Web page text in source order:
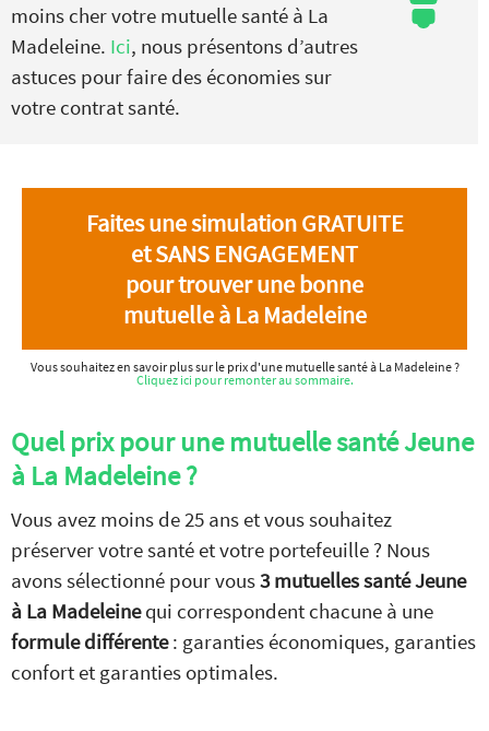
moins cher votre mutuelle santé à La
Madeleine. Ici, nous présentons d’autres
astuces pour faire des économies sur
votre contrat santé.
Faites une simulation GRATUITE
et SANS ENGAGEMENT
pour trouver une bonne
mutuelle à La Madeleine
Vous souhaitez en savoir plus sur le prix d'une mutuelle santé à La Madeleine ?
Cliquez ici pour remonter au sommaire.
Quel prix pour une mutuelle santé Jeune
à La Madeleine ?
Vous avez moins de 25 ans et vous souhaitez
préserver votre santé et votre portefeuille ? Nous
avons sélectionné pour vous3 mutuelles santé Jeune
à La Madeleinequi correspondent chacune à une
formule différente: garanties économiques, garanties
confort et garanties optimales.